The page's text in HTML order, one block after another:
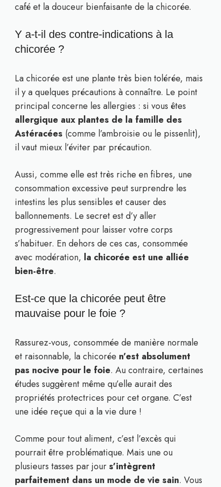
café et la douceur bienfaisante de la chicorée.
Y a-t-il des contre-indications à la
chicorée ?
La chicorée est une plante très bien tolérée, mais
il y a quelques précautions à connaître. Le point
principal concerne les allergies : si vous êtes
allergique aux plantes de la famille des
Astéracées (comme l’ambroisie ou le pissenlit),
il vaut mieux l’éviter par précaution.
Aussi, comme elle est très riche en fibres, une
consommation excessive peut surprendre les
intestins les plus sensibles et causer des
ballonnements. Le secret est d’y aller
progressivement pour laisser votre corps
s’habituer. En dehors de ces cas, consommée
avec modération, la chicorée est une alliée
bien-être.
Est-ce que la chicorée peut être
mauvaise pour le foie ?
Rassurez-vous, consommée de manière normale
et raisonnable, la chicorée n’est absolument
pas nocive pour le foie. Au contraire, certaines
études suggèrent même qu’elle aurait des
propriétés protectrices pour cet organe. C’est
une idée reçue qui a la vie dure !
Comme pour tout aliment, c’est l’excès qui
pourrait être problématique. Mais une ou
plusieurs tasses par jours’intègrent
parfaitement dans un mode de vie sain. Vous